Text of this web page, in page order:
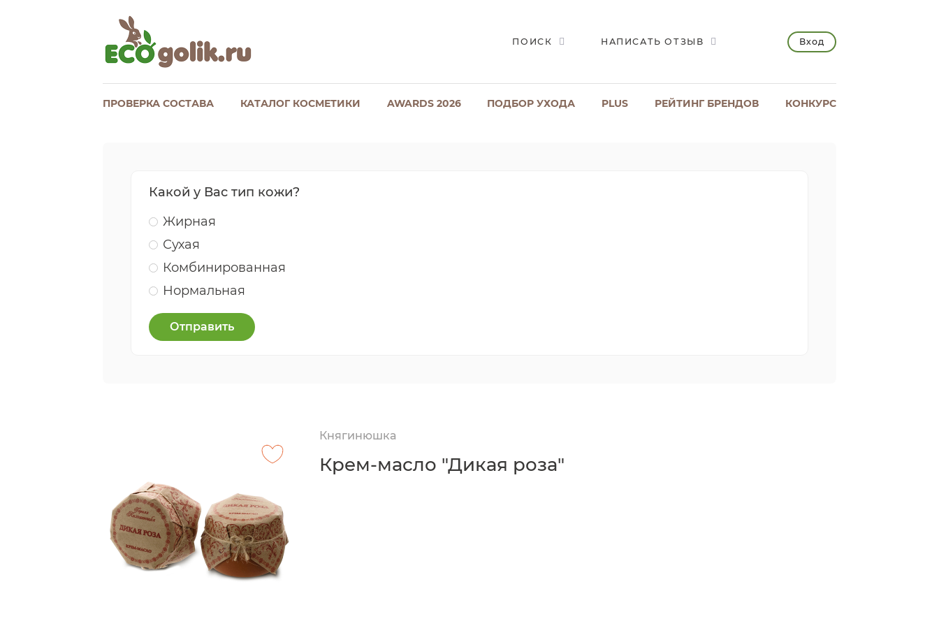
ПОИСК НАПИСАТЬ ОТЗЫВ Вход
ПРОВЕРКА СОСТАВА КАТАЛОГ КОСМЕТИКИ AWARDS 2026 ПОДБОР УХОДА PLUS РЕЙТИНГ БРЕНДОВ КОНКУРС
Какой у Вас тип кожи?
Жирная
Сухая
Комбинированная
Нормальная
Отправить
Княгинюшка
Крем-масло "Дикая роза"